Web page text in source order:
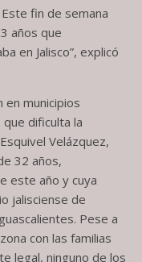
fin de semana
años que
en Jalisco”, explicó
municipios
que dificulta la
Velázquez,
32 años,
este año y cuya
jalisciense de
Pese a
con las familias
legal, ninguno de los